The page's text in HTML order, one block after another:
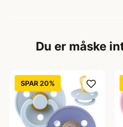
Du er måske
SPAR 20%